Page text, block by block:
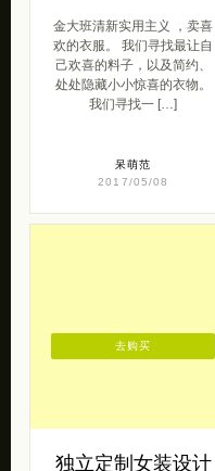
金大班清新实用主义 ，卖喜
欢的衣服。 我们寻找最让自
己欢喜的料子，以及简约、
处处隐藏小小惊喜的衣物。
我们寻找一 […]
呆萌范
2017/05/08
独立定制女装设计
去购买